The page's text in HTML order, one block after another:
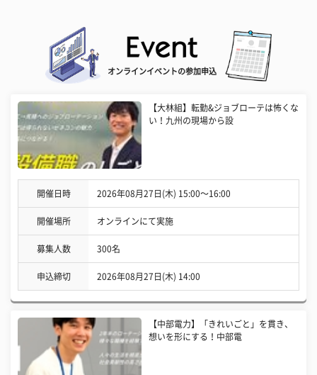
オンラインイベントの参加申込
【大林組】転勤&ジョブローテは怖くな
い！九州の現場から設
開催日時 2026年08月27日(木) 15:00〜16:00
開催場所 オンラインにて実施
募集人数 300名
申込締切 2026年08月27日(木) 14:00
【中部電力】「きれいごと」を貫き、
想いを形にする！中部電